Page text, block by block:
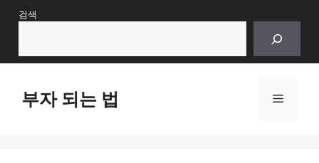
Skip검색
부자 되는 법 Menu